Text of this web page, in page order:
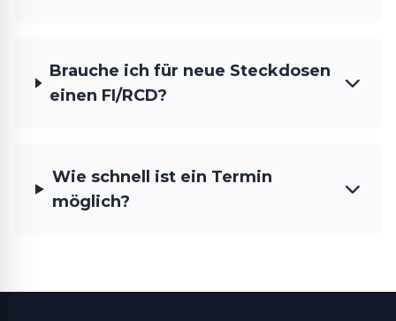
Brauche ich für neue Steckdosen
einen FI/RCD?
Wie schnell ist ein Termin
möglich?